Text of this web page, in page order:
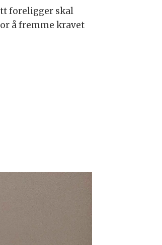
foreligger skal
å fremme kravet